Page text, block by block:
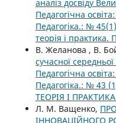
аналіз досвіду
Педагогічна
Педагогіка.: №
теорія і практика.
В. Желанова , В.
сучасної
Педагогічна
Педагогіка.: № 43
ТЕОРІЯ І ПРАКТИКА
Л. М. Ващенко,
ІННОВАЦІЙНОГО